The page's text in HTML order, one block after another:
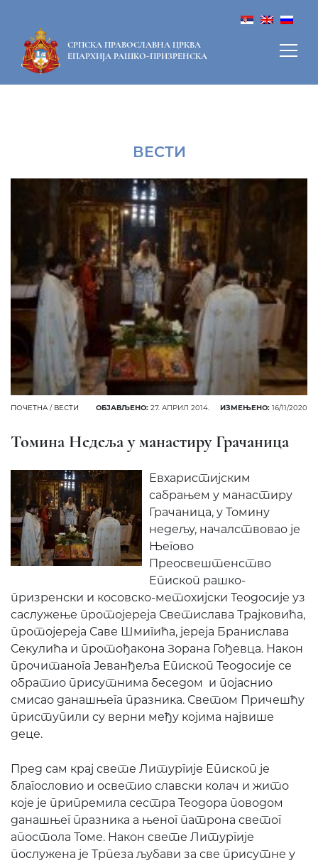
СРПСКА ПРАВОСЛАВНА ЦРКВА
ЕПАРХИЈА РАШКО-ПРИЗРЕНСКА
ВЕСТИ
ПОЧЕТНА / ВЕСТИ ОБЈАВЉЕНО: 27. АПРИЛ 2014. ИЗМЕЊЕНО: 16/11/2020
Томина Недеља у манастиру Грачаница
Евхаристијским
сабрањем у манастиру
Грачаница, у Томину
недељу, началствовао је
Његово
Преосвештенство
Епископ рашко-
призренски и косовско-метохијски Теодосије уз
саслужење протојереја Светислава Трајковића,
протојереја Саве Шмигића, јереја Бранислава
Секулића и протођакона Зорана Гођевца. Након
прочитанога Јеванђеља Епископ Теодосије се
обратио присутнима беседом и појаснио
смисао данашњега празника. Светом Причешћу
приступили су верни међу којима највише
деце.
Пред сам крај свете Литургије Епископ је
благословио и осветио славски колач и жито
које је припремила сестра Теодора поводом
данашњег празника а њеног патрона светог
апостола Томе. Након свете Литургије
послужена је Трпеза љубави за све присутне у